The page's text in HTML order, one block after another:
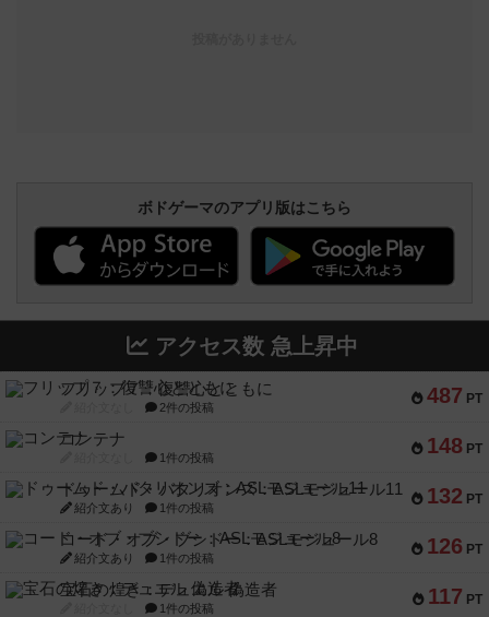
ボドゲーマのアプリ版はこちら
アクセス数 急上昇中
487 PT
フリップ７：復讐心とともに
2件の投稿
148 PT
コンテナ
1件の投稿
132 PT
ドゥームド・バタリオンズ：ASLモジュール11
紹介文あり 1件の投稿
126 PT
コード・オブ・ブシドー：ASLモジュール8
紹介文あり 1件の投稿
117 PT
宝石の煌き：デュエル 偽造者
1件の投稿